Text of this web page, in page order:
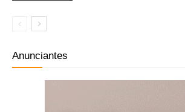
Anunciantes